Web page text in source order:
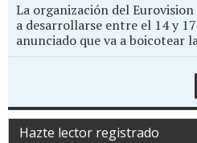
La organización del
a desarrollarse entre el 14 y
anunciado que va a boicotear
Hazte lector registrado